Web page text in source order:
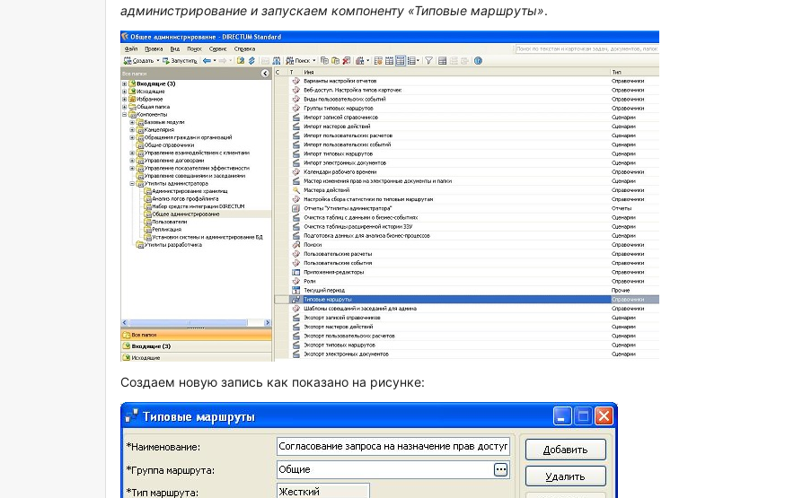
администрирование и запускаем компоненту «Типовые маршруты».
Создаем новую запись как показано на рисунке: